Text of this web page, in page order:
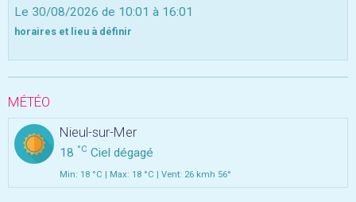
Le 30/08/2026 de 10:01 à 16:01
horaires et lieu à définir
MÉTÉO
Nieul-sur-Mer
18 °C Ciel dégagé
Min: 18 °C | Max: 18 °C | Vent: 26 kmh 56°